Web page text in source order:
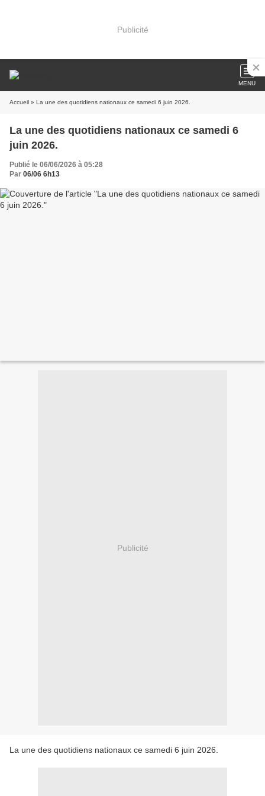
Publicité
MENU
Accueil » La une des quotidiens nationaux ce samedi 6 juin 2026.
La une des quotidiens nationaux ce samedi 6
juin 2026.
Publié le 06/06/2026 à 05:28
Par 06/06 6h13
Publicité
La une des quotidiens nationaux ce samedi 6 juin 2026.